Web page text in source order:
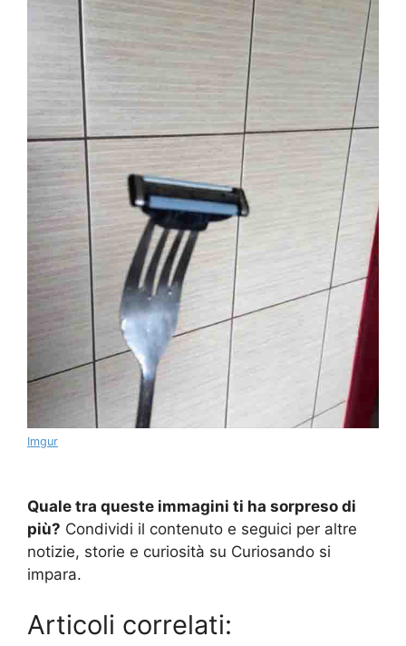
Imgur
Quale tra queste immagini ti ha sorpreso di
più? Condividi il contenuto e seguici per altre
notizie, storie e curiosità su Curiosando si
impara.
Articoli correlati: